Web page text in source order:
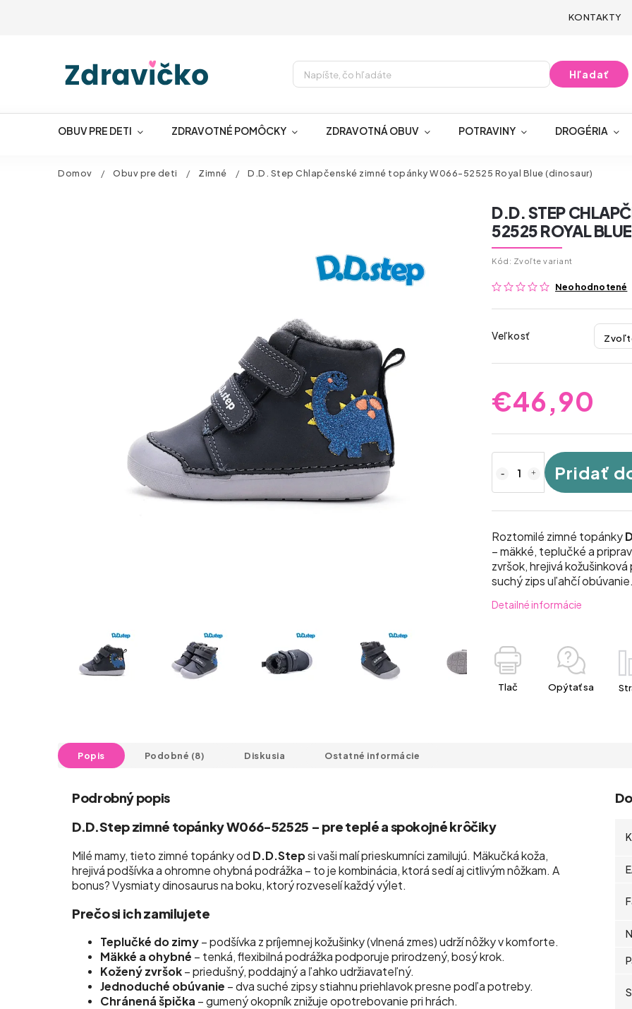
KONTAKTY
Hľadať
OBUV PRE DETI ZDRAVOTNÉ POMÔCKY ZDRAVOTNÁ OBUV POTRAVINY DROGÉRIA
Domov / Obuv pre deti / Zimné / D.D. Step Chlapčenské zimné topánky W066-52525 Royal Blue (dinosaur)
D.D. STEP
52525 ROYAL
Kód: Zvoľte variant
Neohodnotené
Veľkosť
€46,90
Pridať
Roztomilé zimné topánky
– mäkké, teplučké a
zvršok, hrejivá
suchý zips uľahčí
Detailné informácie
Tlač Opýtať sa
Popis Podobné (8) Diskusia Ostatné informácie
Podrobný popis
D.D.Step zimné topánky W066-52525 – pre teplé a spokojné krôčiky
Milé mamy, tieto zimné topánky od D.D.Stepsi vaši malí prieskumníci zamilujú. Mäkučká koža,
hrejivá podšívka a ohromne ohybná podrážka – to je kombinácia, ktorá sedí aj citlivým nôžkam. A
bonus? Vysmiaty dinosaurus na boku, ktorý rozveselí každý výlet.
Prečo si ich zamilujete
Teplučké do zimy– podšívka z príjemnej kožušinky (vlnená zmes) udrží nôžky v komforte.
Mäkké a ohybné – tenká, flexibilná podrážka podporuje prirodzený, bosý krok.
Kožený zvršok– priedušný, poddajný a ľahko udržiavateľný.
Jednoduché obúvanie – dva suché zipsy stiahnu priehlavok presne podľa potreby.
Chránená špička – gumený okopník znižuje opotrebovanie pri hrách.